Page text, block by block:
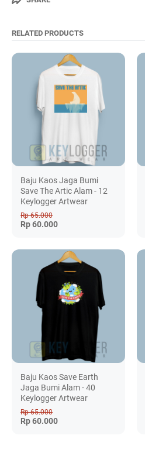
RELATED PRODUCTS
Baju Kaos Jaga Bumi
Save The Artic Alam - 12
Keylogger Artwear
Rp 65.000
Rp 60.000
Baju Kaos Save Earth
Jaga Bumi Alam - 40
Keylogger Artwear
Rp 65.000
Rp 60.000